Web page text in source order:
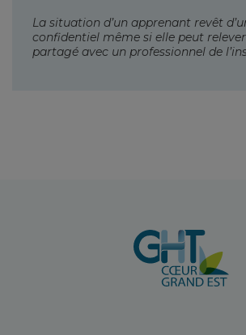
La situation d’un apprenant revêt
confidentiel même si elle peut relever
partagé avec un professionnel de